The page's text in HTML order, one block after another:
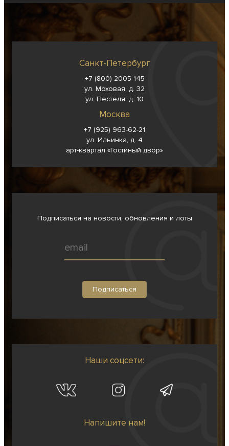
Санкт-Петербург
+7 (800) 2005-145
ул. Моховая, д. 32
ул. Пестеля, д. 10
Москва
+7 (925) 963-62-21
ул. Ильинка, д. 4
арт-квартал «Гостиный двор»
Подписаться на новости, обновления и лоты
Наши соцсети:
Напишите нам!